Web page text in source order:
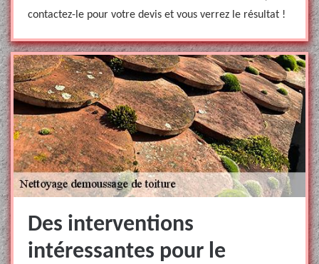
contactez-le pour votre devis et vous verrez le résultat !
Des interventions
intéressantes pour le